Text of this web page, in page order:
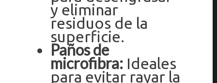
y eliminar
residuos de la
superficie.
Paños de
microfibra: Ideales
para evitar rayar la